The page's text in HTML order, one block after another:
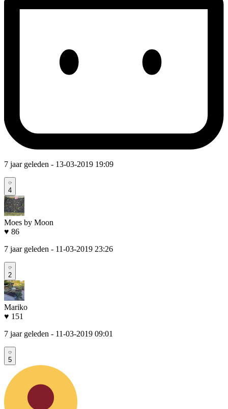
7 jaar geleden - 13-03-2019 19:09
4
Moes by Moon
♥ 86
7 jaar geleden - 11-03-2019 23:26
2
Mariko
♥ 151
7 jaar geleden - 11-03-2019 09:01
5